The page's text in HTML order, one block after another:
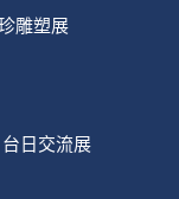
雕塑展
日交流展